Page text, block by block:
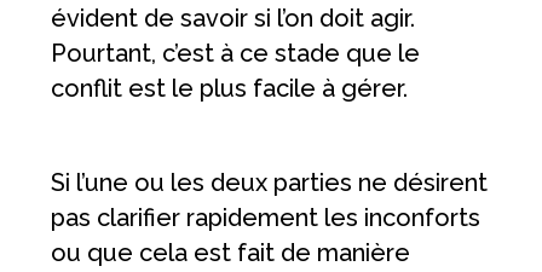
évident de savoir si l’on doit agir.
Pourtant, c’est à ce stade que le
conflit est le plus facile à gérer.
Si l’une ou les deux parties ne désirent
pas clarifier rapidement les inconforts
ou que cela est fait de manière